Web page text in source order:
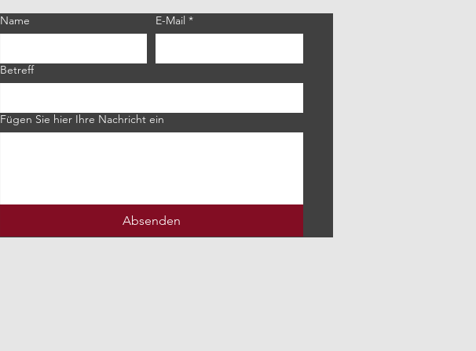
Name E-Mail *
Betreff
Fügen Sie hier Ihre Nachricht ein
Absenden